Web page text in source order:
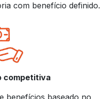
com benefício definido.
competitiva